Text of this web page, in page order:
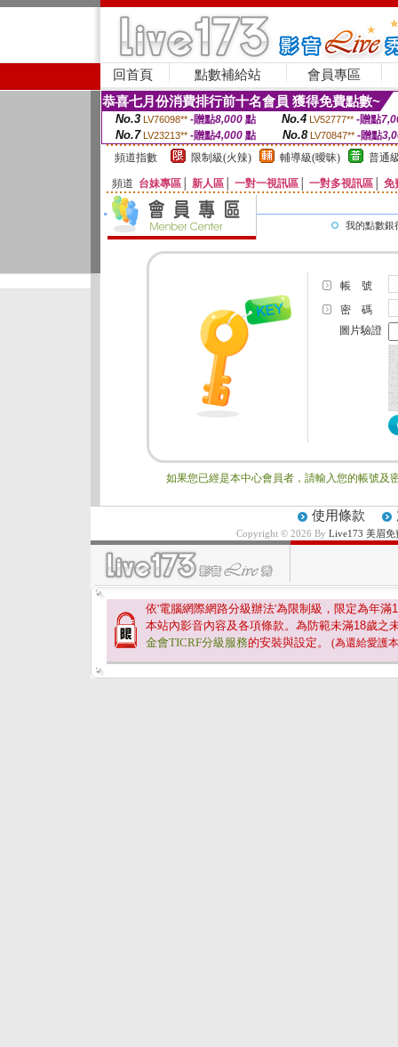
回首頁 點數補給站 會員專區
恭喜七月份消費排行前十名會員 獲得免費點數~
No.3 LV76098** -贈點8,000點 No.4 LV52777** -贈點
No.7 LV23213** -贈點4,000 點 No.8 LV70847** -贈點
頻道指數
限制級(火辣) 輔導級(曖昧) 普通
頻道 台妹專區 新人區 一對一視訊區 一對多視訊區 免
我的點數銀
帳 號
密 碼
圖片驗證
如果您已經是本中心會員者，請輸入您的帳號及
使用條款
Copyright © 2026 By Live173 美眉
依'電腦網際網路分級辦法'為限制級，限定為年滿
本站內影音內容及各項條款。為防範未滿18歲之
金會TICRF分級服務的安裝與設定。 (為還給愛護